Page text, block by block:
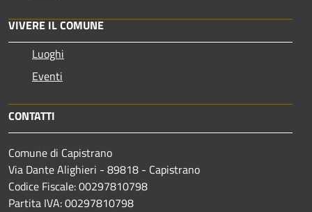
VIVERE IL COMUNE
Luoghi
Eventi
CONTATTI
Comune di Capistrano
Via Dante Alighieri - 89818 - Capistrano
Codice Fiscale: 00297810798
Partita IVA: 00297810798